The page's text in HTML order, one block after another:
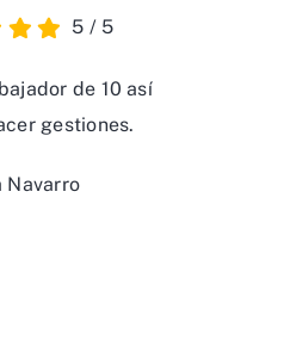
5 / 5
de 10 así
gestiones.
Navarro